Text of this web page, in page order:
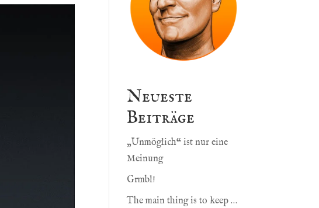
Neueste
Beiträge
„Unmöglich“ ist nur eine
Meinung
Grmbl!
The main thing is to keep …